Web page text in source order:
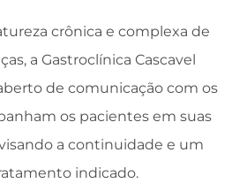
crônica e complexa de
a Gastroclínica Cascavel
de comunicação com os
os pacientes em suas
a continuidade e um
indicado.